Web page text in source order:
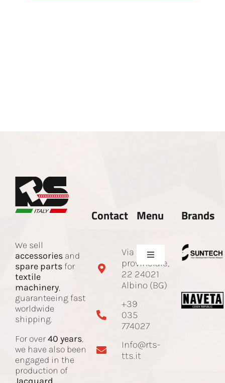
We sell
accessories and
spare parts for
textile
machinery,
guaranteeing fast
worldwide
shipping.
For over40 years,
we have also been
engaged in the
production of
Jacquard
Contact
Via Sotto
provinciale,
22 24021
Albino (BG)
+39
035
774027
Info@rts-
tts.it
Menu
Toggle
Navigation
Company
Spare parts and accessories
Jacquard Cord
Machines
Brands